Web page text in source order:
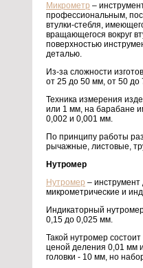
Микрометр –
профессиональным,
втулки-стебля,
вращающегося вокруг
поверхностью
деталью.
Из-за сложности
от 25 до 50 мм, от 50 до
Техника измерения
или 1 мм, на барабане
0,002 и 0,001 мм.
По принципу работы
рычажные, листовые,
Нутромер
Нутромер –
микрометрические и
Индикаторный
0,15 до 0,025 мм.
Такой нутромер
ценой деления 0,01 мм
головки - 10 мм, но